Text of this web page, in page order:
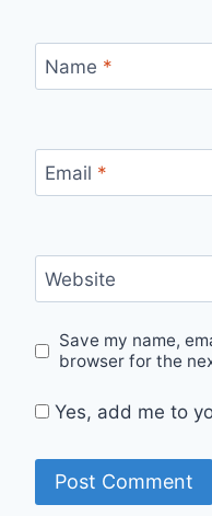
Name *
Email *
Website
Save my name,
browser for the
Yes, add me to